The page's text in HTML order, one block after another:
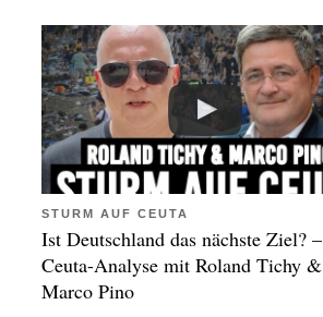
STURM AUF CEUTA
Ist Deutschland das nächste Ziel? –
Ceuta-Analyse mit Roland Tichy &
Marco Pino